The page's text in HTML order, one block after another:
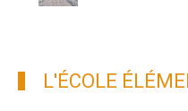
L'ÉCOLE